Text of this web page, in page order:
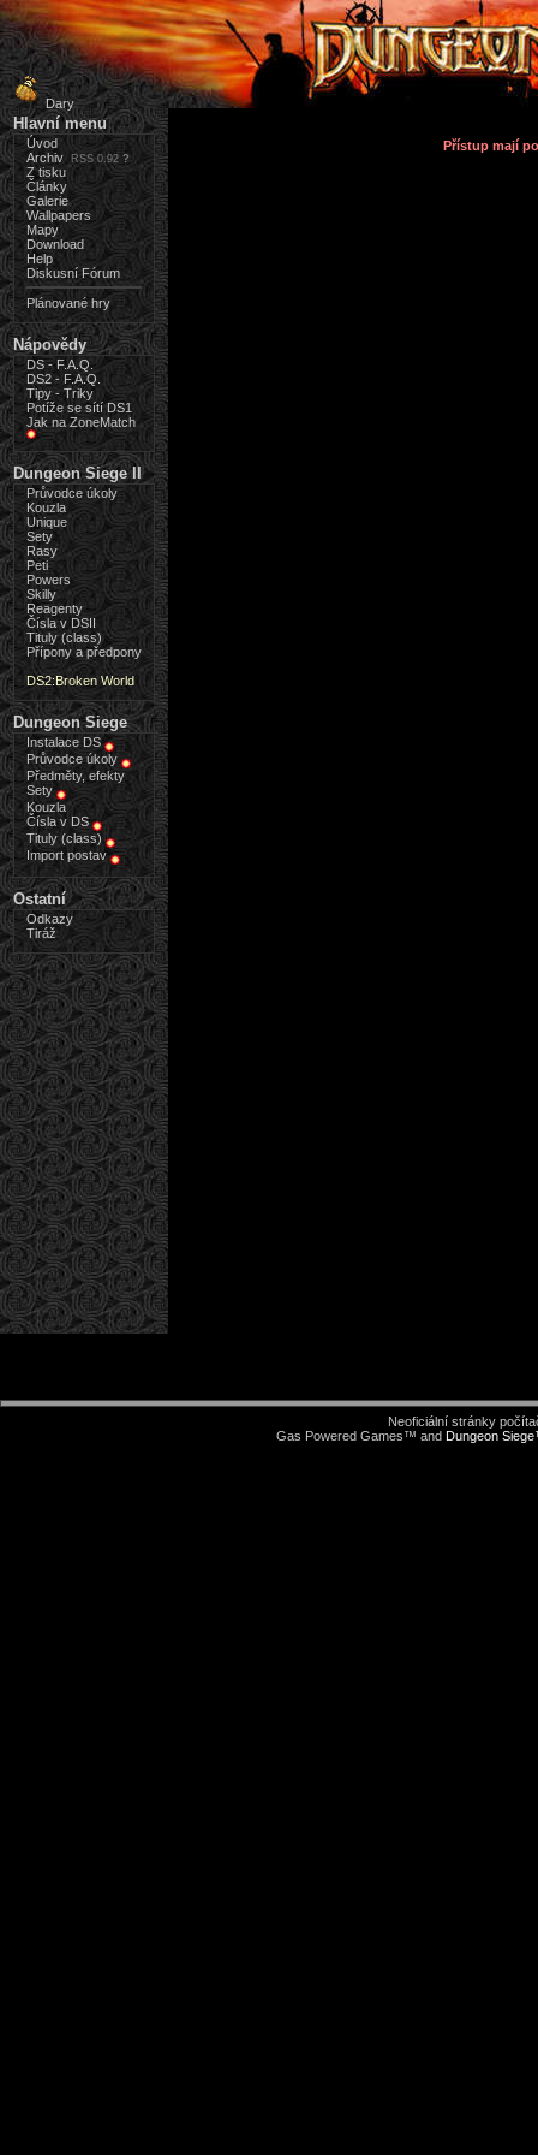
Dary
Hlavní menu
Úvod
Archiv
RSS 0.92 ?
Z tisku
Články
Galerie
Wallpapers
Mapy
Download
Help
Diskusní Fórum
Plánované hry
Nápovědy
DS - F.A.Q.
DS2 - F.A.Q.
Tipy - Triky
Potíže se sítí DS1
Jak na ZoneMatch
Dungeon Siege II
Průvodce úkoly
Kouzla
Unique
Sety
Rasy
Peti
Powers
Skilly
Reagenty
Čísla v DSII
Tituly (class)
Přípony a předpony
DS2:Broken World
Dungeon Siege
Instalace DS
Průvodce úkoly
Předměty, efekty
Sety
Kouzla
Čísla v DS
Tituly (class)
Import postav
Ostatní
Odkazy
Tiráž
Přístup mají
Neoficiální stránky
Gas Powered Games™ and Dungeon